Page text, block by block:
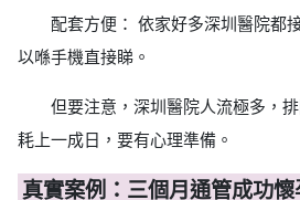
配套方便： 依家好多深圳醫院都
以喺手機直接睇。
但要注意，深圳醫院人流極多，
耗上一成日，要有心理準備。
真實案例：三個月通管成功懷